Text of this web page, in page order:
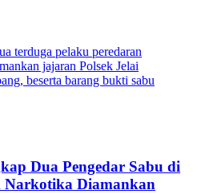
terduga pelaku peredaran
jajaran Polsek Jelai
beserta barang bukti sabu
Dua Pengedar Sabu di
Narkotika Diamankan